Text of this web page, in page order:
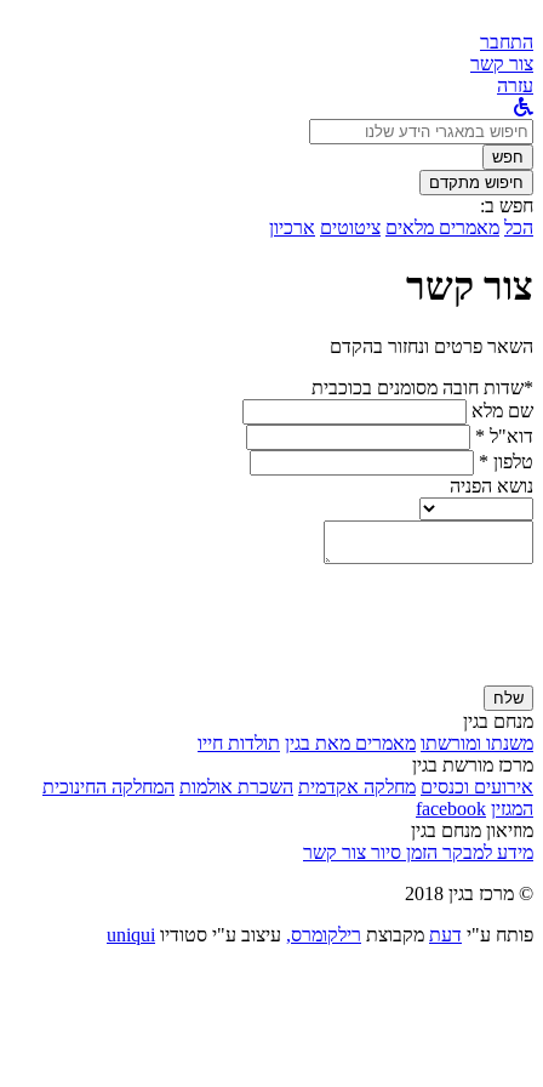
התחבר
צור קשר
עזרה
לחפש
ב:חפש
חיפוש מתקדם
חפש ב:
הכל מאמרים מלאים ציטוטים ארכיון
צור קשר
השאר פרטים ונחזור בהקדם
*שדות חובה מסומנים בכוכבית
שם מלא
דוא"ל *
טלפון *
נושא הפניה
שלח
מנחם בגין
משנתו ומורשתו מאמרים מאת בגין תולדות חייו
מרכז מורשת בגין
אירועים וכנסים מחלקה אקדמית השכרת אולמות המחלקה החינוכית
המגזין facebook
מוזיאון מנחם בגין
מידע למבקר הזמן סיור צור קשר
© מרכז בגין 2018
פותח ע"י דעת מקבוצת רילקומרס, עיצוב ע"י סטודיו uniqui